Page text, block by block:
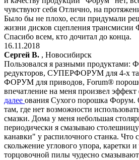
чувствуют себя Отлично, на
Было бы не плохо, если придумали
жизни дисков сцепления трансмисии
Спасибо всем, кто дочитал до конца.
16.11.2018
Сергей В. , Новосибирск
Пользовался я разными
редукторов, СУПЕРФОРУМ для 4-х
ФОРУМ для приводов, Forum®
впечатление на меня произвел эффект
далее ования Сухого порошка Форум.
там, где нет возможности
смазки. Дома у меня небольшая
периодически я смазываю
канавки" у распилочного станка. Что
скольжение углового упора, каретки
торцовочной пилы чудесно